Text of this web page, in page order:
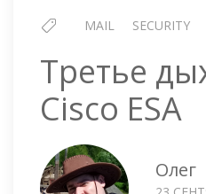
MAIL SECURITY
Третье
Cisco ESA
Олег